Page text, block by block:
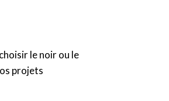
le noir ou le
projets